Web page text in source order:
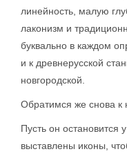
линейность, малую
лаконизм и
буквально в каждом
и к древнерусской
новгородской.
Обратимся же снова
Пусть он остановится
выставлены иконы,